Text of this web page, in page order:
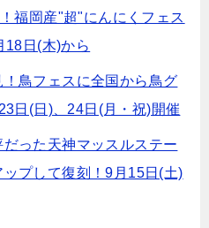
福岡産"超"にんにくフェス
18日(木)から
！鳥フェスに全国から鳥グ
日(日)、24日(月・祝)開催
だった天神マッスルステー
プして復刻！9月15日(土)